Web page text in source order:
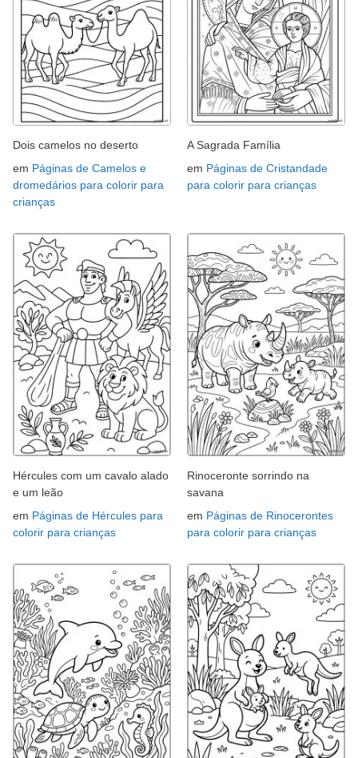
Dois camelos no deserto
em Páginas de Camelos e
dromedários para colorir para
crianças
A Sagrada Família
em Páginas de Cristandade
para colorir para crianças
Hércules com um cavalo alado
e um leão
em Páginas de Hércules para
colorir para crianças
Rinoceronte sorrindo na
savana
em Páginas de Rinocerontes
para colorir para crianças